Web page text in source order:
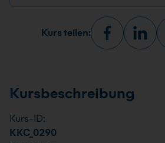
Kurs teilen:
Kursbeschreibung
Kurs-ID:
KKC_0290